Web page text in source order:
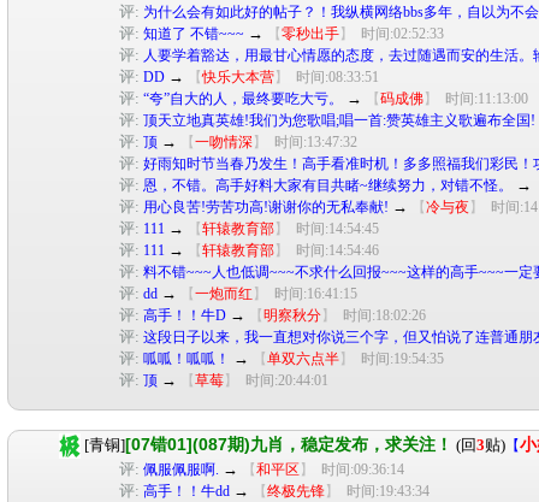
评: 为什么会有如此好的帖子？！我纵横网络bbs多年，自以为不
评: 知道了 不错~~~ → 【零秒出手】 时间:02:52:33
评: 人要学着豁达，用最甘心情愿的态度，去过随遇而安的生活
评: DD → 【快乐大本营】 时间:08:33:51
评: “夸”自大的人，最终要吃大亏。 → 【码成佛】 时间:11:13:00
评: 顶天立地真英雄!我们为您歌唱;唱一首:赞英雄主义歌遍布全国!
评: 顶 → 【一吻情深】 时间:13:47:32
评: 好雨知时节当春乃发生！高手看准时机！多多照福我们彩民！
评: 恩，不错。高手好料大家有目共睹~继续努力，对错不怪。 →
评: 用心良苦!劳苦功高!谢谢你的无私奉献! → 【冷与夜】 时间
评: 111 → 【轩辕教育部】 时间:14:54:45
评: 111 → 【轩辕教育部】 时间:14:54:46
评: 料不错~~~人也低调~~~不求什么回报~~~这样的高手~~~一定
评: dd → 【一炮而红 】 时间:16:41:15
评: 高手！！牛D → 【明察秋分】 时间:18:02:26
评: 这段日子以来，我一直想对你说三个字，但又怕说了连普通
评: 呱呱！呱呱！ → 【单双六点半】 时间:19:54:35
评: 顶 → 【草莓】 时间:20:44:01
[青铜][07错01](087期)九肖，稳定发布，求关注！ (回3贴) 【
评: 佩服佩服啊. → 【和平区 】 时间:09:36:14
评: 高手！！牛dd → 【终极先锋】 时间:19:43:34